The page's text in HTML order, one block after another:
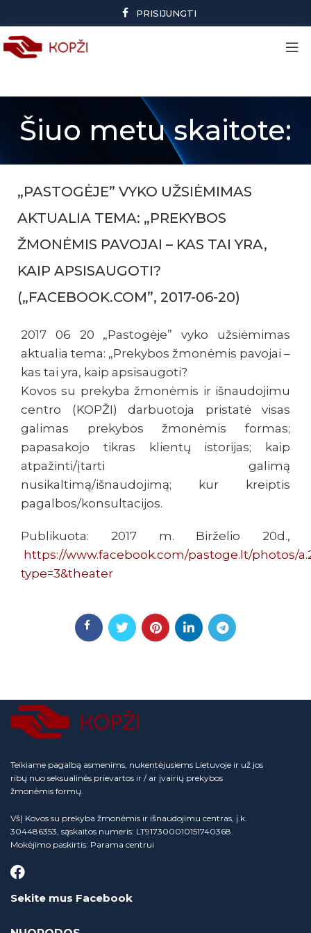
PRISIJUNGTI
Šiuo metu skaitote:
„PASTOGĖJE” VYKO UŽSIĖMIMAS
AKTUALIA TEMA: „PREKYBOS
ŽMONĖMIS PAVOJAI – KAS TAI YRA,
KAIP APSISAUGOTI?
(„FACEBOOK.COM”, 2017-06-20)
2017 06 20 „Pastogėje” vyko užsiėmimas
aktualia tema: „Prekybos žmonėmis pavojai –
kas tai yra, kaip apsisaugoti?
Kovos su prekyba žmonėmis ir išnaudojimu
centro (KOPŽI) darbuotoja pristatė visas
galimas prekybos žmonėmis formas;
papasakojo tikras klientų istorijas; kaip
atpažinti/įtarti galimą
nusikaltimą/išnaudojimą; kur kreiptis
pagalbos/konsultacijos.
Publikuota: 2017 m. Birželio 20d.,
https://www.facebook.com/pastoge.lt/photos/
type=3&theater
Teikiame pagalbą asmenims, nukentėjusiems Lietuvoje ir už jos
ribų nuo seksualinės prievartos ir / ar įvairių prekybos
žmonėmis formų.
VšĮ Kovos su prekyba žmonėmis ir išnaudojimu centras, į.k.
304486353, sąskaitos numeris: LT917300010151740368.
Mokėjimo paskirtis: Parama centrui
Sekite mus Facebook